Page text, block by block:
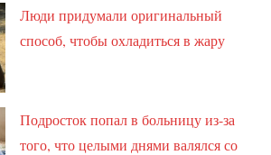
Люди придумали оригинальный
способ, чтобы охладиться в жару
Подросток попал в больницу из-за
того, что целыми днями валялся со